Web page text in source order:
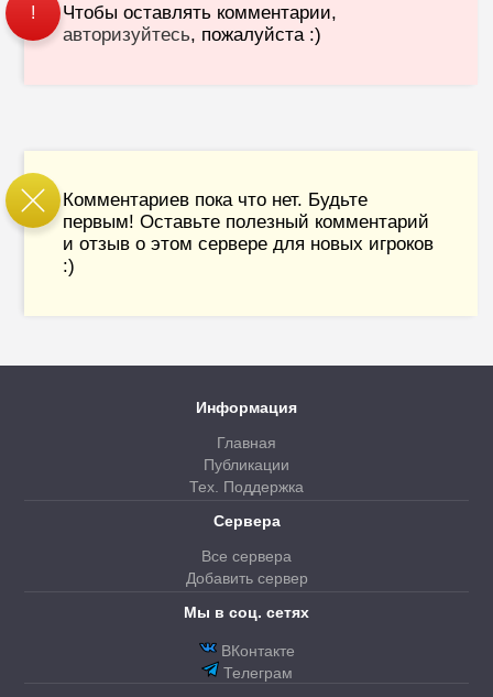
!
Чтобы оставлять комментарии,
авторизуйтесь, пожалуйста :)
Комментариев пока что нет. Будьте
первым! Оставьте полезный комментарий
и отзыв о этом сервере для новых игроков
:)
Информация
Главная
Публикации
Тех. Поддержка
Сервера
Все сервера
Добавить сервер
Мы в соц. сетях
ВКонтакте
Телеграм